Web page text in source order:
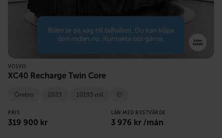
VOLVO
XC40 Recharge Twin Core
Örebro 2023 10193 mil El
PRIS
319 900 kr
LÅN MED RESTVÄRDE
3 976 kr /mån